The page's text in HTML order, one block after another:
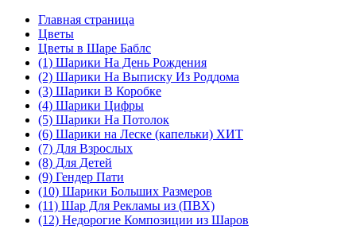
Главная страница
Цветы
Цветы в Шаре Баблс
(1) Шарики На День Рождения
(2) Шарики На Выписку Из Роддома
(3) Шарики В Коробке
(4) Шарики Цифры
(5) Шарики На Потолок
(6) Шарики на Леске (капельки) ХИТ
(7) Для Взрослых
(8) Для Детей
(9) Гендер Пати
(10) Шарики Больших Размеров
(11) Шар Для Рекламы из (ПВХ)
(12) Недорогие Композиции из Шаров